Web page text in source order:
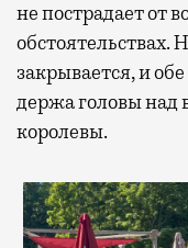
не пострадает от
обстоятельствах.
закрывается, и
держа головы над
королевы.